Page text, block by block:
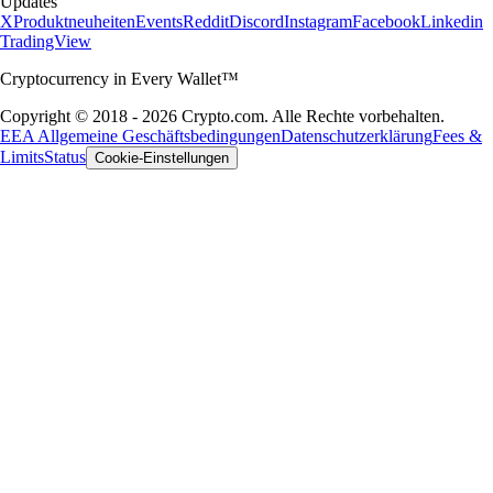
XProduktneuheitenEventsRedditDiscordInstagramFacebookLinkedin
TradingView
Cryptocurrency in Every Wallet™
Copyright © 2018 - 2026 Crypto.com. Alle Rechte vorbehalten.
EEA Allgemeine GeschäftsbedingungenDatenschutzerklärungFees &
LimitsStatus Cookie-Einstellungen